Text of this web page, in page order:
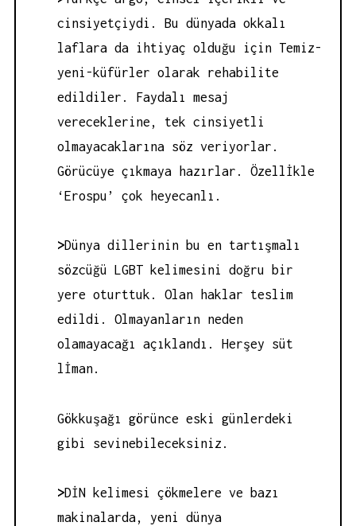
cinsiyetçiydi. Bu dünyada okkalı
laflara da ihtiyaç olduğu için Temiz-
yeni-küfürler olarak rehabilite
edildiler. Faydalı mesaj
vereceklerine, tek cinsiyetli
olmayacaklarına söz veriyorlar.
Görücüye çıkmaya hazırlar. Özellİkle
‘Erospu’ çok heyecanlı.
>Dünya dillerinin bu en tartışmalı
sözcüğü LGBT kelimesini doğru bir
yere oturttuk. Olan haklar teslim
edildi. Olmayanların neden
olamayacağı açıklandı. Herşey süt
lİman.
Gökkuşağı görünce eski günlerdeki
gibi sevinebileceksiniz.
>DİN kelimesi çökmelere ve bazı
makinalarda, yeni dünya